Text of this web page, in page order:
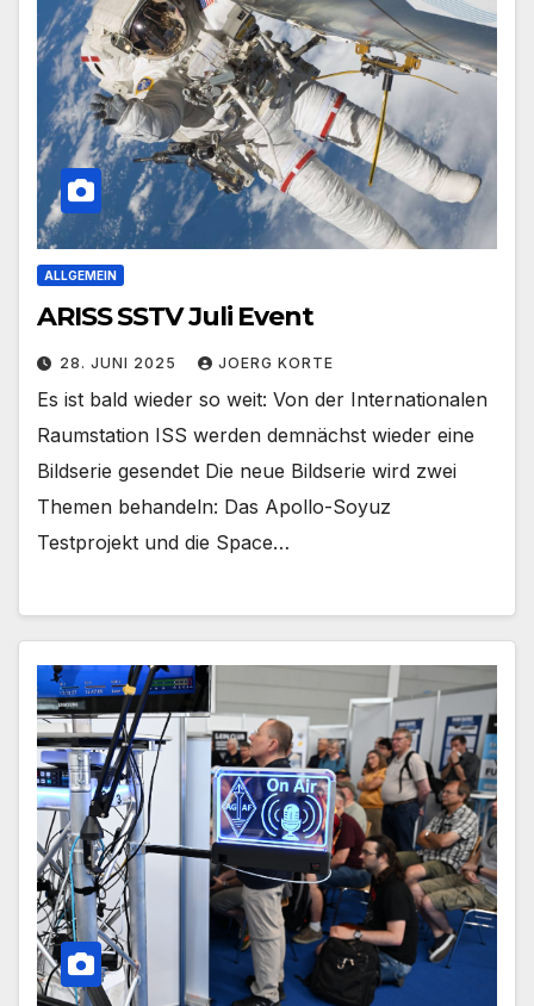
ALLGEMEIN
ARISS SSTV Juli Event
28. JUNI 2025 JOERG KORTE
Es ist bald wieder so weit: Von der Internationalen
Raumstation ISS werden demnächst wieder eine
Bildserie gesendet Die neue Bildserie wird zwei
Themen behandeln: Das Apollo-Soyuz
Testprojekt und die Space…